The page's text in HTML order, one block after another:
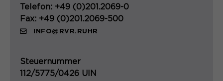
Telefon: +49 (0)201.2069-0
Fax: +49 (0)201.2069-500
INFO@RVR.RUHR
Steuernummer
112/5775/0426 UIN